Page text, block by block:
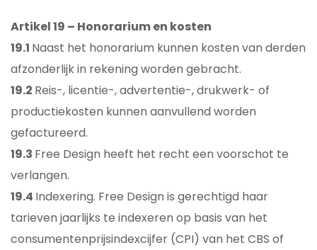
Artikel 19 – Honorarium en kosten
19.1 Naast het honorarium kunnen kosten van derden
afzonderlijk in rekening worden gebracht.
19.2 Reis-, licentie-, advertentie-, drukwerk- of
productiekosten kunnen aanvullend worden
gefactureerd.
19.3 Free Design heeft het recht een voorschot te
verlangen.
19.4 Indexering. Free Design is gerechtigd haar
tarieven jaarlijks te indexeren op basis van het
consumentenprijsindexcijfer (CPI) van het CBS of